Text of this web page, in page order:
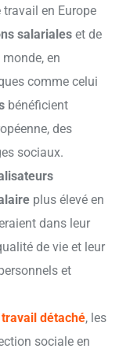
travail en Europe
salariales et de
en
comme celui
bénéficient
des
sociaux.
plus élevé en
dans leur
de vie et leur
et
travail détaché, les
sociale en